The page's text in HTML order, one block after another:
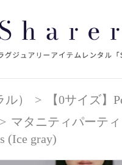
） >
【0サイズ】
> マタニティパーテ
(Ice gray)